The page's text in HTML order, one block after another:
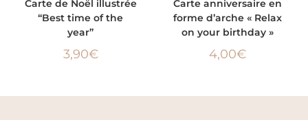
Carte de Noël illustrée
“Best time of the
year”
3,90€
Carte anniversaire en
forme d’arche « Relax
on your birthday »
4,00€